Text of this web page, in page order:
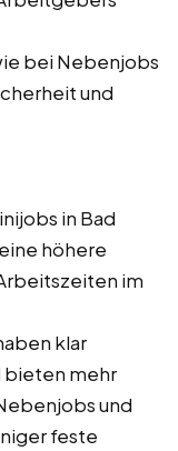
bei Nebenjobs
und
in Bad
höhere
im
klar
bieten mehr
und
feste